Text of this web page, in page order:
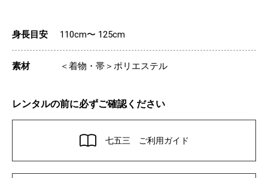
身長目安 110cm〜 125cm
素材 ＜着物・帯＞ポリエステル
レンタルの前に必ずご確認ください
七五三 ご利用ガイド